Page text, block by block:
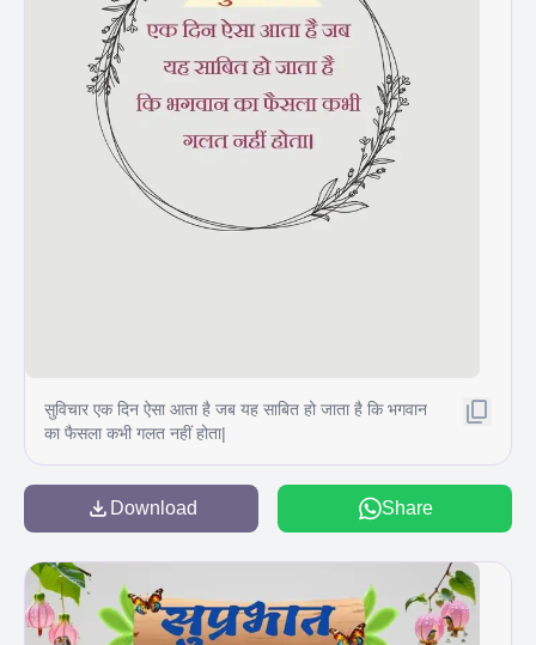
सुविचार एक दिन ऐसा आता है जब यह साबित हो जाता है कि भगवान
का फैसला कभी गलत नहीं होता|
Download Share